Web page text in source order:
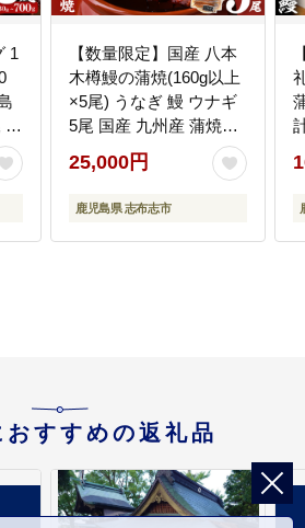
1
国
ぎ
【数量限定】国産 八本
木樽鰻の蒲焼(160g以上
×5尾) うなぎ 鰻 ウナギ
5尾 国産 九州産 蒲焼き
かばやき 冷凍 うな丼 う
な重 ひつまぶし タレ 山
椒 ランキング 人気 b5-
25,000円
鹿児島県 志布志市
おすすめの返礼品